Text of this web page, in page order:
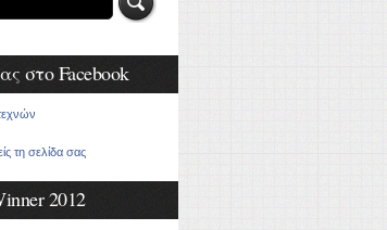
στο Facebook
τη σελίδα σας
2012